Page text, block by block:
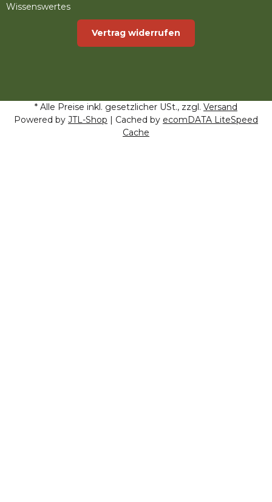
Wissenswertes
Vertrag widerrufen
* Alle Preise inkl. gesetzlicher USt., zzgl. Versand
Powered by JTL-Shop | Cached by ecomDATA LiteSpeed
Cache